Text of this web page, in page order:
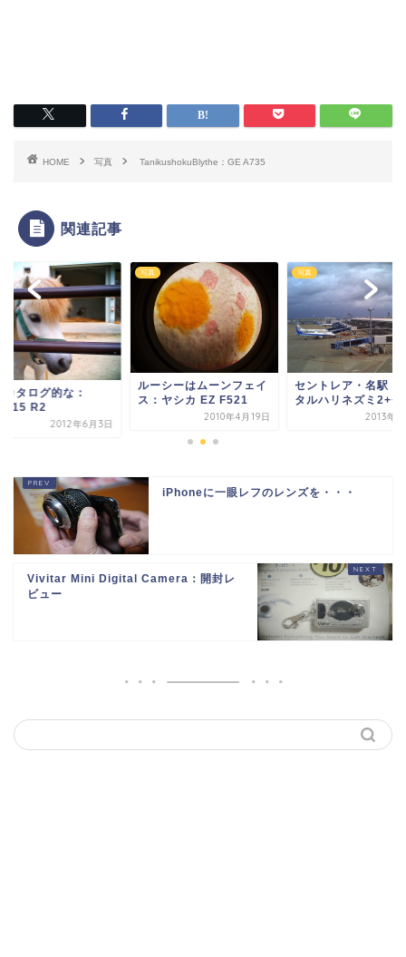
HOME 写真 TanikushokuBlythe：GE A735
関連記事
カタログ的な：
R2
2012年6月3日
写真
ルーシーはムーンフェイ
ス：ヤシカ EZ F521
2010年4月19日
写真
セントレア・名駅：
タルハリネズミ2++
2013年9
iPhoneに一眼レフのレンズを・・・
Vivitar Mini Digital Camera：開封レ
ビュー